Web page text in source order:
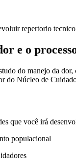
repertorio
e o
do manejo da
do Núcleo de
que você irá
populacional